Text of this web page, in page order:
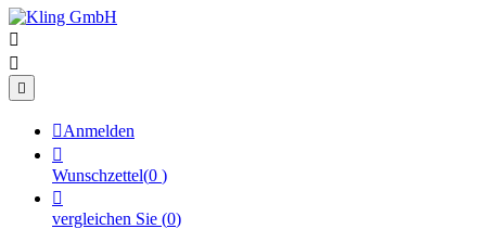



Anmelden

Wunschzettel(0 )

vergleichen Sie (0)